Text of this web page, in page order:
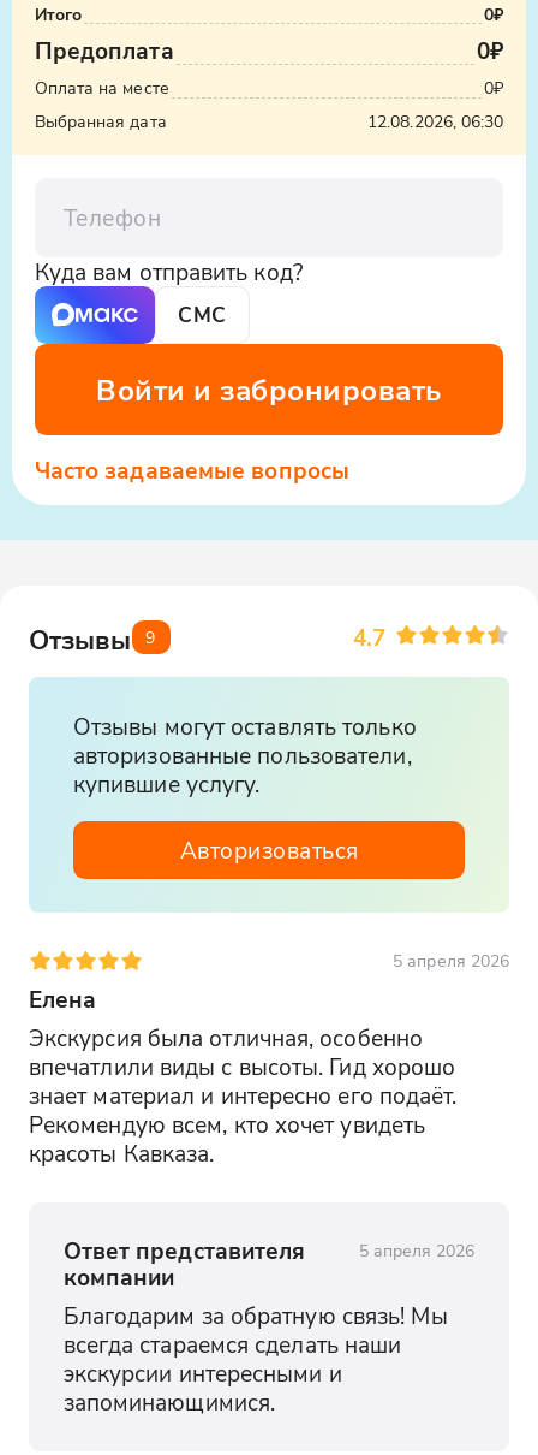
Узнать стоимость такси
ООО «Яндекс.Такси», ИНН: 7704340310,
Итого 0₽
Предоплата 0₽
Оплата на месте
0₽
Выбранная дата
12.08.2026, 06:30
Куда вам отправить код?
СМС
Войти и забронировать
Часто задаваемые вопросы
Отзывы 9 4.7
Отзывы могут оставлять только
авторизованные пользователи,
купившие услугу.
Авторизоваться
5 апреля 2026
Елена
Экскурсия была отличная, особенно
впечатлили виды с высоты. Гид хорошо
знает материал и интересно его подаёт.
Рекомендую всем, кто хочет увидеть
красоты Кавказа.
Ответ представителя
компании
5 апреля 2026
Благодарим за обратную связь! Мы
всегда стараемся сделать наши
экскурсии интересными и
запоминающимися.